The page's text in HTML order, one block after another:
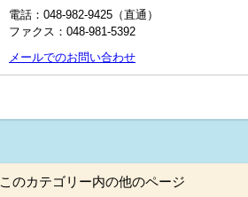
電話：048-982-9425（直通）
ファクス：048‐981‐5392
メールでのお問い合わせ
このカテゴリー内の他のページ